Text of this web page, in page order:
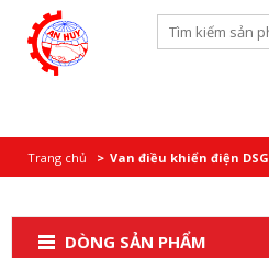
Trang chủ Van điều khiển điện DSG
DÒNG SẢN PHẨM